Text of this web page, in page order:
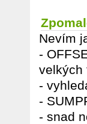
Nevím
-
velkých
-
-
- snad